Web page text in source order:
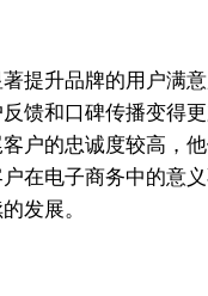
提升品牌的用户满
馈和口碑传播变得
户的忠诚度较高，
在电子商务中的意
发展。